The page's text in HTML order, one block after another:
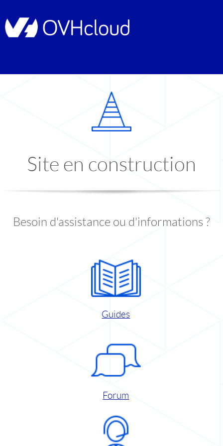
Site en construction
Besoin d'assistance ou d'informations ?
Guides
Forum